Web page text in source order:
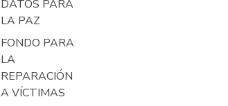
DATOS PARA
LA PAZ
FONDO PARA
LA
REPARACIÓN
A VÍCTIMAS